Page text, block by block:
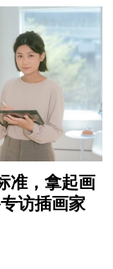
准，拿起画
访插画家